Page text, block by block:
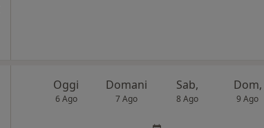
Oggi
6 Ago
Domani
7 Ago
Sab,
8 Ago
Dom,
9 Ago